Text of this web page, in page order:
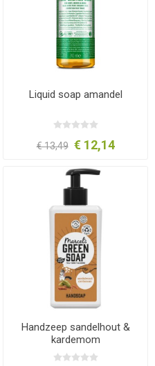
Liquid soap amandel
€ 13,49 € 12,14
Handzeep sandelhout &
kardemom